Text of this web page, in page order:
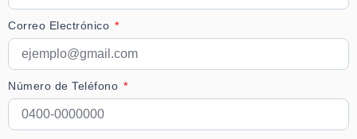
Correo Electrónico
Número de Teléfono